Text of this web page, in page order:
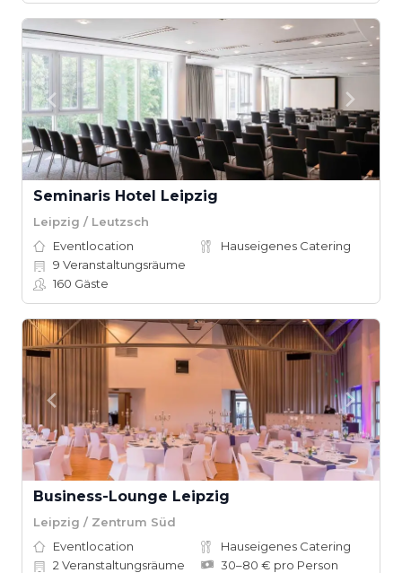
Seminaris Hotel Leipzig
Leipzig / Leutzsch
Eventlocation
Hauseigenes Catering
9 Veranstaltungsräume
160 Gäste
Business-Lounge Leipzig
Leipzig / Zentrum Süd
Eventlocation
Hauseigenes Catering
2 Veranstaltungsräume
30–80 € pro Person